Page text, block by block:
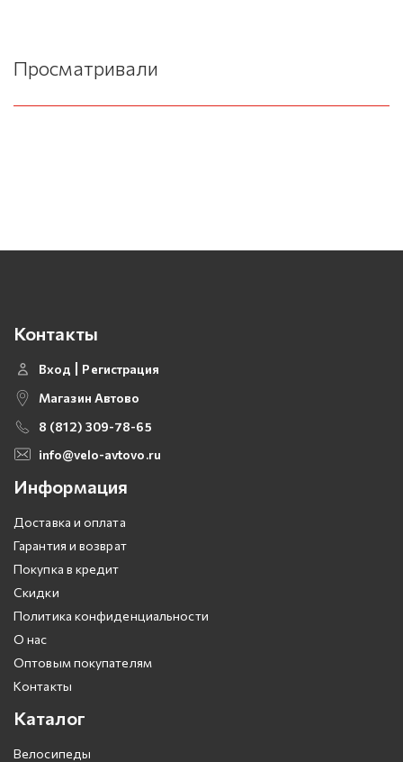
Просматривали
Контакты
Вход
Регистрация
Магазин Автово
8 (812) 309-78-65
info@velo-avtovo.ru
Информация
Доставка и оплата
Гарантия и возврат
Покупка в кредит
Скидки
Политика конфиденциальности
О нас
Оптовым покупателям
Контакты
Каталог
Велосипеды